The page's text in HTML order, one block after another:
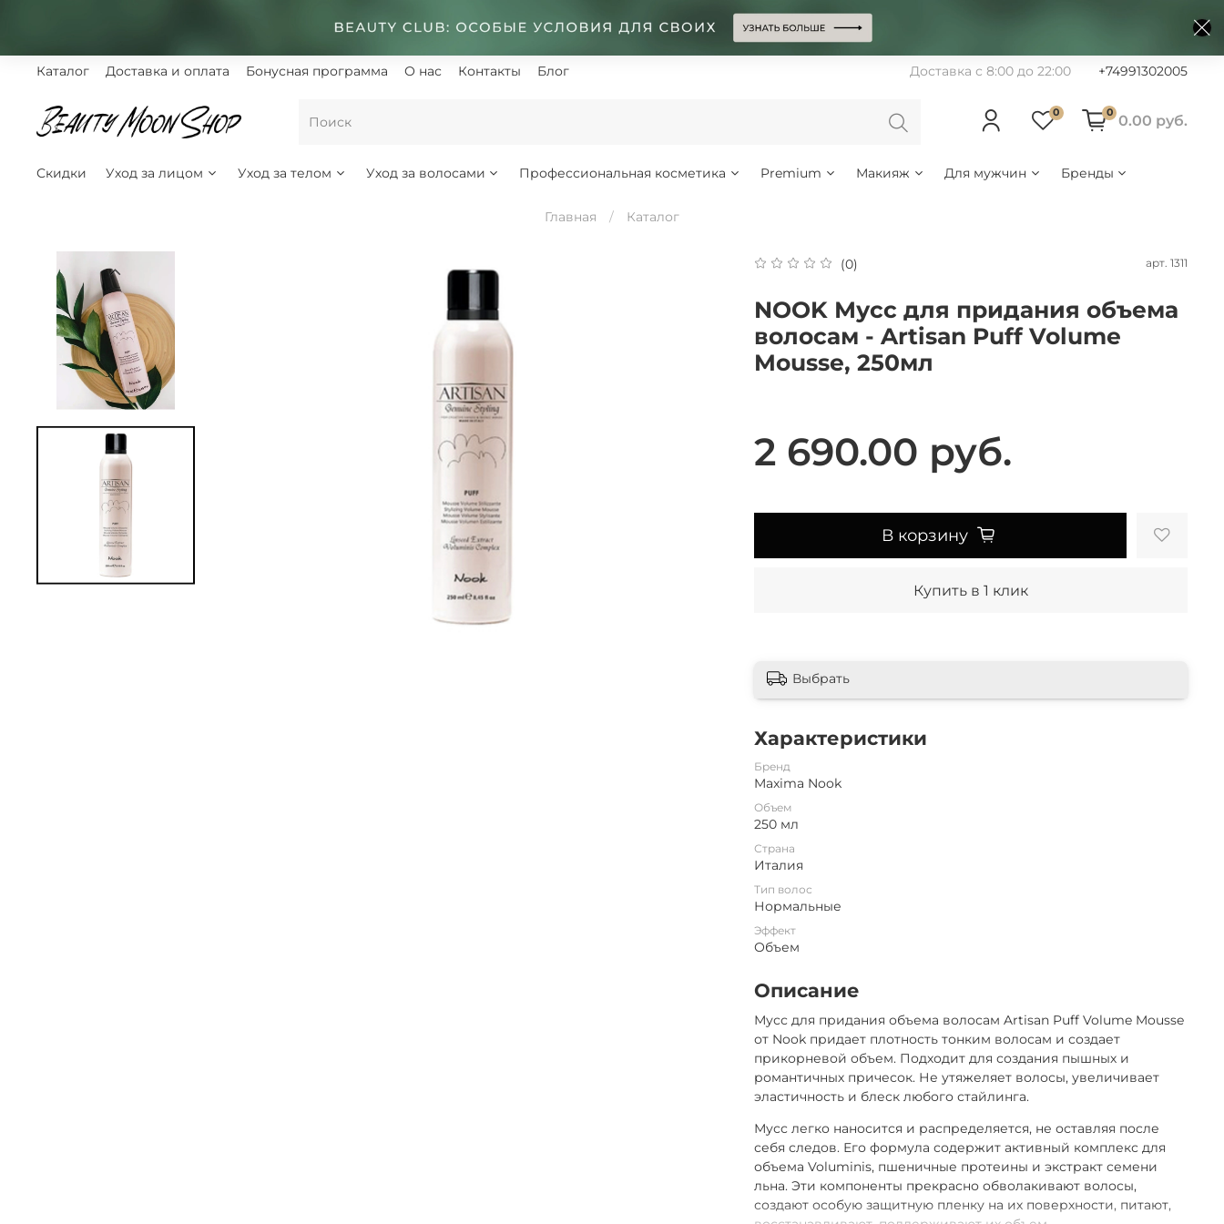
Каталог Доставка и оплата Бонусная программа О нас Контакты Блог Доставка с 8:00 до 22:00 +74991302005
0 0 0.00 руб.
Скидки Уход за лицом Уход за телом Уход за волосами Профессиональная косметика Premium Макияж Для мужчин Бренды
Главная Каталог
(0) арт. 1311
NOOK Мусс для придания объема
волосам - Artisan Puff Volume
Mousse, 250мл
2 690.00 руб.
В корзину
Купить в 1 клик
Выбрать
Характеристики
Бренд
Maxima Nook
Объем
250 мл
Страна
Италия
Тип волос
Нормальные
Эффект
Объем
Описание
Мусс для придания объема волосам Artisan Puff Volume Mousse
от Nook придает плотность тонким волосам и создает
прикорневой объем. Подходит для создания пышных и
романтичных причесок. Не утяжеляет волосы, увеличивает
эластичность и блеск любого стайлинга.
Мусс легко наносится и распределяется, не оставляя после
себя следов. Его формула содержит активный комплекс для
объема Voluminis, пшеничные протеины и экстракт семени
льна. Эти компоненты прекрасно обволакивают волосы,
создают особую защитную пленку на их поверхности, питают,